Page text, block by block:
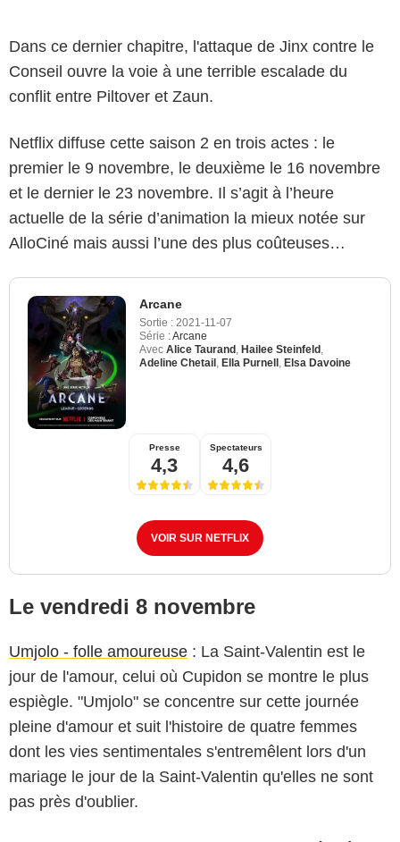
Dans ce dernier chapitre, l'attaque de Jinx contre le
Conseil ouvre la voie à une terrible escalade du
conflit entre Piltover et Zaun.
Netflix diffuse cette saison 2 en trois actes : le
premier le 9 novembre, le deuxième le 16 novembre
et le dernier le 23 novembre. Il s’agit à l’heure
actuelle de la série d’animation la mieux notée sur
AlloCiné mais aussi l’une des plus coûteuses…
Arcane
Sortie : 2021-11-07
Série :Arcane
Avec Alice Taurand Hailee Steinfeld
Adeline Chetail Ella Purnell Elsa Davoine
Presse
4,3
Spectateurs
4,6
VOIR SUR NETFLIX
Le vendredi 8 novembre
Umjolo - folle amoureuse : La Saint-Valentin est le
jour de l'amour, celui où Cupidon se montre le plus
espiègle. "Umjolo" se concentre sur cette journée
pleine d'amour et suit l'histoire de quatre femmes
dont les vies sentimentales s'entremêlent lors d'un
mariage le jour de la Saint-Valentin qu'elles ne sont
pas près d'oublier.